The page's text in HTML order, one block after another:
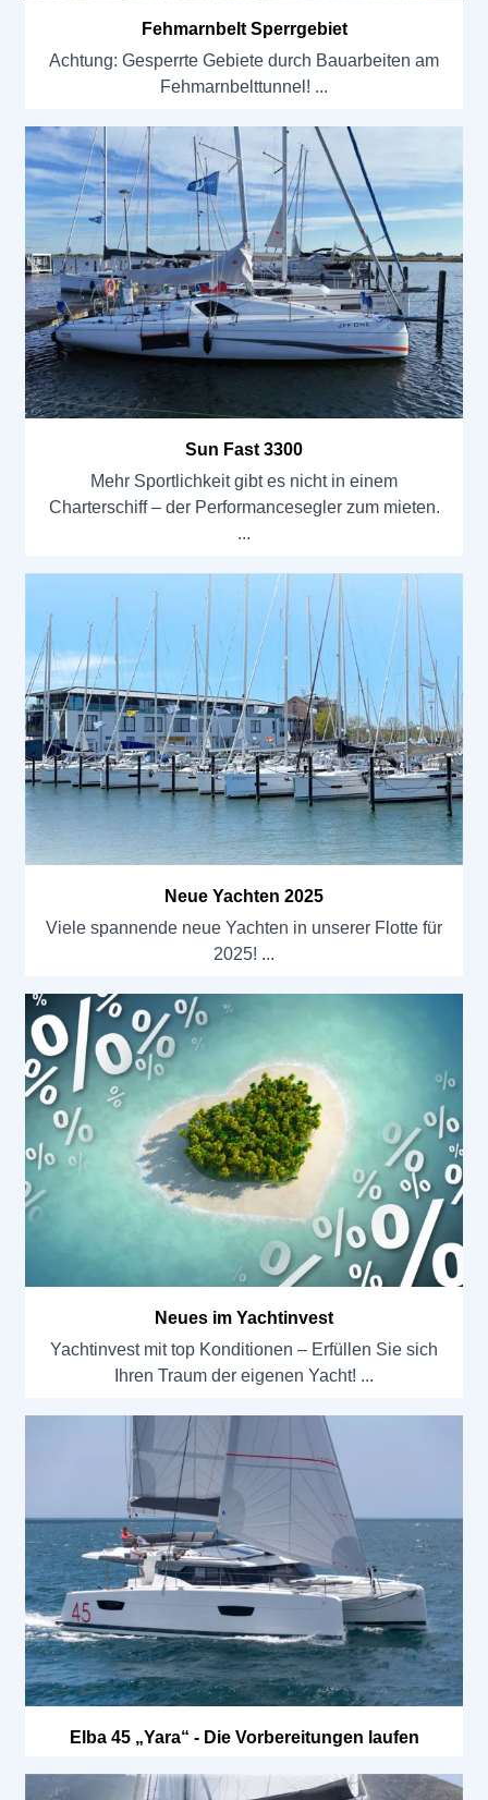
Fehmarnbelt Sperrgebiet
Achtung: Gesperrte Gebiete durch Bauarbeiten am
Fehmarnbelttunnel!
Sun Fast 3300
Mehr Sportlichkeit gibt es nicht in einem
Charterschiff – der Performancesegler zum mieten.
Neue Yachten 2025
Viele spannende neue Yachten in unserer Flotte für
2025!
Neues im Yachtinvest
Yachtinvest mit top Konditionen – Erfüllen Sie sich
Ihren Traum der eigenen Yacht!
Elba 45 „Yara“ - Die Vorbereitungen laufen